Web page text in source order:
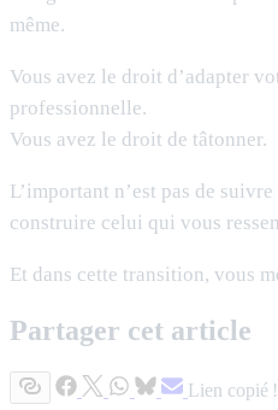
même.
Vous avez le droit d’adapter
professionnelle.
Vous avez le droit de tâtonner.
L’important n’est pas de
construire celui qui vous
Et dans cette transition, vous
Partager cet article
Lien copié !